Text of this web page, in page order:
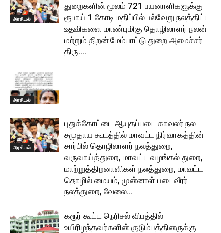
அரசியல்
துறைகளின் மூலம் 721 பயனாளிகளுக்கு
ரூபாய் 1 கோடி மதிப்பில் பல்வேறு நலத்திட்ட
உதவிகளை மாண்புமிகு தொழிலாளர் நலன்
மற்றும் திறன் மேம்பாட்டு துறை அமைச்சர்
திரு....
அரசியல்
அரசியல்
புதுக்கோட்டை ஆயுதப்படை காவலர் நல
சமுதாய கூடத்தில் மாவட்ட நிர்வாகத்தின்
சார்பில் தொழிலாளர் நலத்துறை,
வருவாய்த்துறை, மாவட்ட வழங்கல் துறை,
மாற்றுத்திறனாளிகள் நலத்துறை, மாவட்ட
தொழில் மையம், முன்னாள் படைவீரர்
நலத்துறை, வேலை...
கரூர் கூட்ட நெரிசல் விபத்தில்
உயிரிழந்தவர்களின் குடும்பத்தினருக்கு